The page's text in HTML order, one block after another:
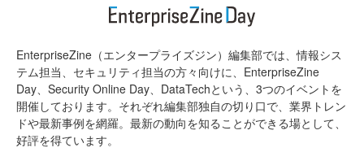
EnterpriseZine（エンタープライズジン）編集部では、情報シス
テム担当、セキュリティ担当の方々向けに、EnterpriseZine
Day、Security Online Day、DataTechという、3つのイベントを
開催しております。それぞれ編集部独自の切り口で、業界トレン
ドや最新事例を網羅。最新の動向を知ることができる場として、
好評を得ています。